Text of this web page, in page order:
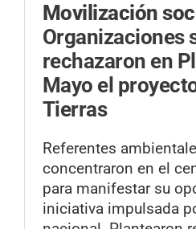
Movilización
Organizaciones
rechazaron en
Mayo el
Tierras
Referentes
concentraron en el
para manifestar su
iniciativa impulsada